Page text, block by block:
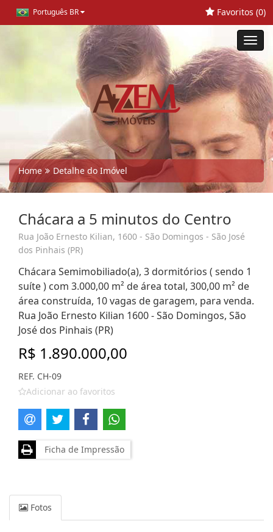
Português BR Favoritos (0)
Home Detalhe do Imóvel
Chácara a 5 minutos do Centro
Rua João Ernesto Kilian, 1600 - São Domingos - São José
dos Pinhais (PR)
Chácara Semimobiliado(a), 3 dormitórios ( sendo 1
suíte ) com 3.000,00 m² de área total, 300,00 m² de
área construída, 10 vagas de garagem, para venda.
Rua João Ernesto Kilian 1600 - São Domingos, São
José dos Pinhais (PR)
R$ 1.890.000,00
REF. CH-09
Adicionar ao favoritos
Ficha de Impressão
Fotos